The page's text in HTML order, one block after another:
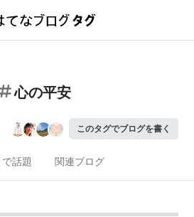
心の平安
このタグでブログを書く
話題 関連ブログ